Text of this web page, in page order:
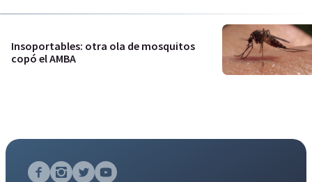
Insoportables: otra ola de mosquitos
copó el AMBA